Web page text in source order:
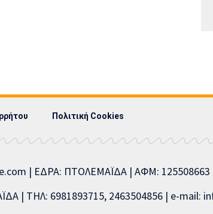
Πολιτική Cookies
| ΕΔΡΑ: ΠΤΟΛΕΜΑΪΔΑ | ΑΦΜ:
| ΤΗΛ: 6981893715, 2463504856 | e-mail: